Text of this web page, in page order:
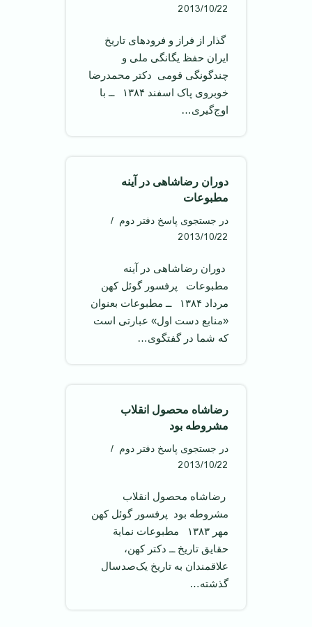
2013/10/22
‌ گذار از فراز و فرودهای تاریخ
ایران حفظ یگانگی ملی و
چندگونگی قومی ‌ دکتر محمدرضا
خوبروی پاک اسفند ۱۳۸۴ ‌ ــ با
اوج‌گیری…
دوران رضاشاهی در آینه
مطبوعات
در جستجوی پاسخ دفتر دوم
2013/10/22
‌ دوران رضاشاهی در آینه
مطبوعات ‌ پرفسور گوئل کهن
مرداد ۱۳۸۴ ‌ ــ مطبوعات بعنوان
«منابع دست اول» عبارتی است
که شما در گفتگوی…
رضاشاه محصول انقلاب
مشروطه بود
در جستجوی پاسخ دفتر دوم
2013/10/22
‌ رضاشاه محصول انقلاب
مشروطه بود ‌ پرفسور گوئل کهن
مهر ۱۳۸۳ ‌ مطبوعات نمایة
حقایق تاریخ ــ دکتر کهن‌،
علاقمندان‌ به‌ تاریخ‌ یک‌صدسال‌
گذشته‌…